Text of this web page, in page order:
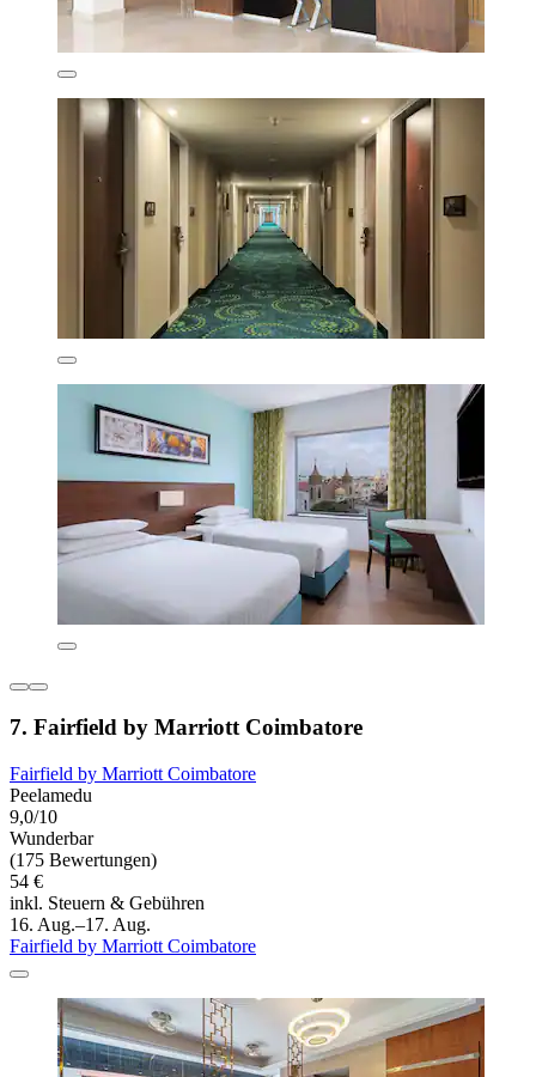
7. Fairfield by Marriott Coimbatore
Fairfield by Marriott Coimbatore
Peelamedu
9,0/10
Wunderbar
(175 Bewertungen)
54 €
inkl. Steuern & Gebühren
16. Aug.–17. Aug.
Fairfield by Marriott Coimbatore